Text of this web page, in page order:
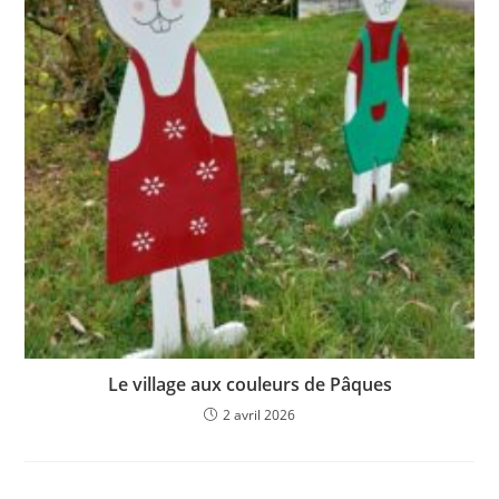
Le village aux couleurs de Pâques
2 avril 2026